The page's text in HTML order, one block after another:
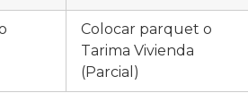
Colocar parquet o
Tarima Vivienda
(Parcial)